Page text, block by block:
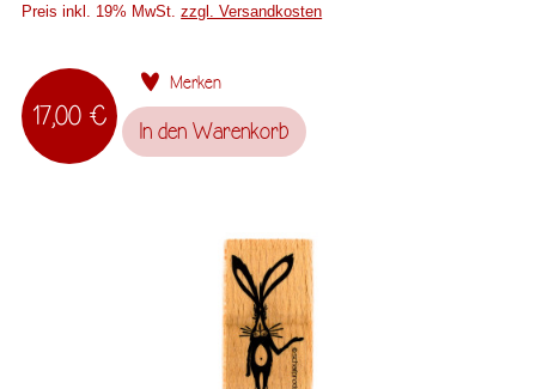
Preis inkl. 19% MwSt.zzgl. Versandkosten
17,00 €
Merken
In den Warenkorb